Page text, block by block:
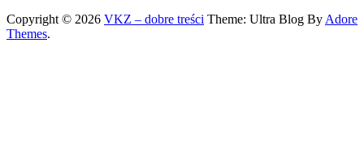
Copyright © 2026 VKZ – dobre treści Theme: Ultra Blog By Adore
Themes.